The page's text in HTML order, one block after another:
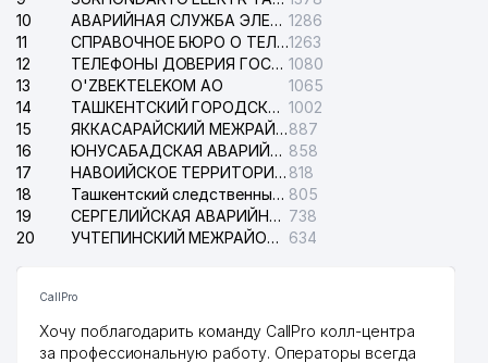
EDEM TRAVEL ООО
MAZALI TAOMLARI MANBAI ООО
KOJTKANPLAST ООО
ALFAKOM ЧП
DZK-SM ООО
43
УНИВЕРСИТЕТЕ (ТашГЮИ)
10
АВАРИЙНАЯ СЛУЖБА ЭЛЕКТРОСЕТИ ТАШКЕНТСКОГО РАЙОНА 1286
11
СПРАВОЧНОЕ БЮРО О ТЕЛЕФОНАХ ОРГАНИЗАЦИЙ г. ТАШКЕНТА1263
12
ТЕЛЕФОНЫ ДОВЕРИЯ ГОСУДАРСТВЕННОГО ЦЕНТРА ТЕСТИРОВАНИЯ 1080
13
O'ZBEKTELEKOM АО
1065
14
ТАШКЕНТСКИЙ ГОРОДСКОЙ СУД ПО ГРАЖДАНСКИМ ДЕЛАМ 1002
15
ЯККАСАРАЙСКИЙ МЕЖРАЙОННЫЙ СУД ПО ГРАЖДАНСКИМ ДЕЛАМ887
16
ЮНУСАБАДСКАЯ АВАРИЙНАЯ СЛУЖБА ЭЛЕКТРОСЕТИ 858
17
НАВОИЙСКОЕ ТЕРРИТОРИАЛЬНОЕ ПРЕДПРИЯТИЕ ЭЛЕКТРОСЕТИ АО 818
18
Ташкентский следственный изолятор 805
19
СЕРГЕЛИЙСКАЯ АВАРИЙНАЯ СЛУЖБА ЭЛЕКТРОСЕТИ 738
20
УЧТЕПИНСКИЙ МЕЖРАЙОННЫЙ СУД ПО ГРАЖДАНСКИМ ДЕЛАМ 634
CallPro
Хочу поблагодарить команду CallPro колл-центра
за профессиональную работу. Операторы всегда